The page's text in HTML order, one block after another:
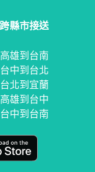
跨縣市接送
高雄到台南
台中到台北
台北到宜蘭
高雄到台中
台中到台南